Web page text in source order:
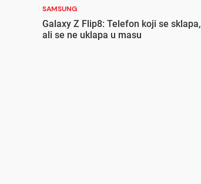
SAMSUNG
Galaxy Z Flip8: Telefon koji se sklapa,
ali se ne uklapa u masu